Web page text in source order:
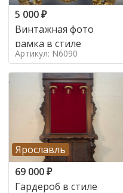
5 000₽
Винтажная фото
рамка в стиле
Артикул: N6090
Ярославль
69 000₽
Гардероб в стиле